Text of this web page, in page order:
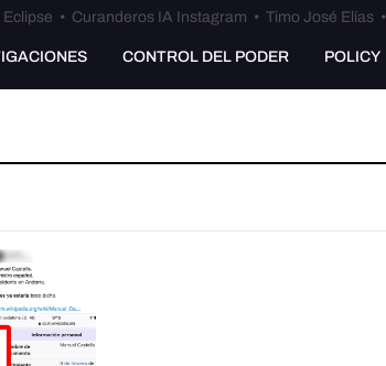
Eclipse • Curanderos IA Instagram • Timo José Elías •
CONTROL DEL PODER POLICY